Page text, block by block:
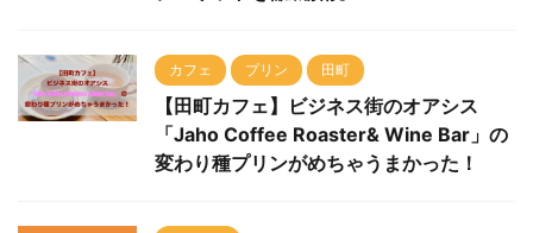
カフェ プリン 田町
【田町カフェ】ビジネス街のオアシス
「Jaho Coffee Roaster& Wine Bar」の
変わり種プリンがめちゃうまかった！